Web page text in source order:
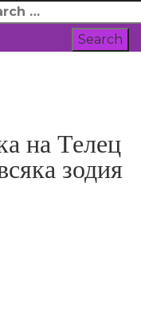
на Телец
зодия